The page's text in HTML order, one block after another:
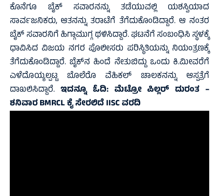
ಕೊನೆಗೂ ಬೈಕ್ ಸವಾರನನ್ನು ತಡೆಯುವಲ್ಲಿ ಯಶಸ್ವಿಯಾದ
ಸಾರ್ವಜನಿಕರು, ಆತನನ್ನು ತರಾಟೆಗೆ ತೆಗೆದುಕೊಂಡಿದ್ದಾರೆ. ಆ ನಂತರ
ಬೈಕ್ ಸವಾರನಿಗೆ ಹಿಗ್ಗಾಮುಗ್ಗ ಥಳಿಸಿದ್ದಾರೆ. ಘಟನೆಗೆ ಸಂಬಂಧಿಸಿ ಸ್ಥಳಕ್ಕೆ
ಧಾವಿಸಿದ ವಿಜಯ ನಗರ ಪೊಲೀಸರು ಪರಿಸ್ಥಿತಿಯನ್ನು ನಿಯಂತ್ರಣಕ್ಕೆ
ತೆಗೆದುಕೊಂಡಿದ್ದಾರೆ. ಬೈಕ್‍ನ ಹಿಂದೆ ನೇತುಬಿದ್ದು ಒಂದು ಕಿ.ಮೀವರೆಗೆ
ಎಳೆದೊಯ್ಯಲ್ಪಟ್ಟ ಬೊಲೆರೊ ವೆಹಿಕಲ್‌ ಚಾಲಕನನ್ನು ಆಸ್ಪತ್ರೆಗೆ
ದಾಖಲಿಸಿದ್ದಾರೆ. ಇದನ್ನೂ ಓದಿ: ಮೆಟ್ರೋ ಪಿಲ್ಲರ್ ದುರಂತ –
ಶನಿವಾರ BMRCL ಕೈ ಸೇರಲಿದೆ IISC ವರದಿ